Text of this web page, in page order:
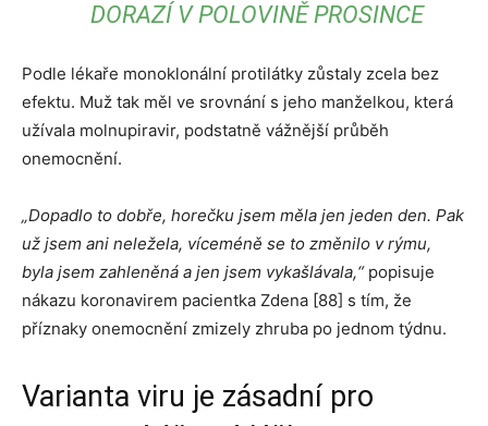
DORAZÍ V POLOVINĚ PROSINCE
Podle lékaře monoklonální protilátky zůstaly zcela bez
efektu. Muž tak měl ve srovnání s jeho manželkou, která
užívala molnupiravir, podstatně vážnější průběh
onemocnění.
„Dopadlo to dobře, horečku jsem měla jen jeden den. Pak
už jsem ani neležela, víceméně se to změnilo v rýmu,
byla jsem zahleněná a jen jsem vykašlávala,“popisuje
nákazu koronavirem pacientka Zdena [88] s tím, že
příznaky onemocnění zmizely zhruba po jednom týdnu.
Varianta viru je zásadní pro